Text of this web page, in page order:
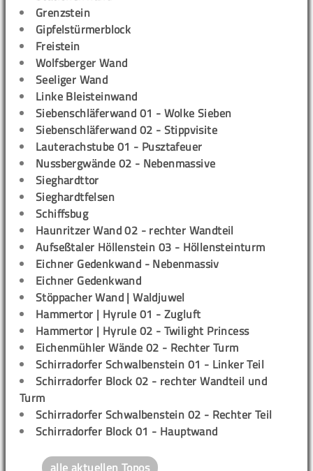
Grenzstein
Gipfelstürmerblock
Freistein
Wolfsberger Wand
Seeliger Wand
Linke Bleisteinwand
Siebenschläferwand 01 - Wolke Sieben
Siebenschläferwand 02 - Stippvisite
Lauterachstube 01 - Pusztafeuer
Nussbergwände 02 - Nebenmassive
Sieghardttor
Sieghardtfelsen
Schiffsbug
Haunritzer Wand 02 - rechter Wandteil
Aufseßtaler Höllenstein 03 - Höllensteinturm
Eichner Gedenkwand - Nebenmassiv
Eichner Gedenkwand
Stöppacher Wand | Waldjuwel
Hammertor | Hyrule 01 - Zugluft
Hammertor | Hyrule 02 - Twilight Princess
Eichenmühler Wände 02 - Rechter Turm
Schirradorfer Schwalbenstein 01 - Linker Teil
Schirradorfer Block 02 - rechter Wandteil und
Turm
Schirradorfer Schwalbenstein 02 - Rechter Teil
Schirradorfer Block 01 - Hauptwand
alle aktuellen Topos